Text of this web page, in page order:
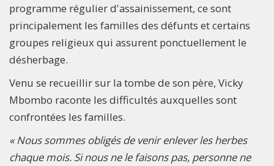
programme régulier d'assainissement, ce sont
principalement les familles des défunts et certains
groupes religieux qui assurent ponctuellement le
désherbage.
Venu se recueillir sur la tombe de son père, Vicky
Mbombo raconte les difficultés auxquelles sont
confrontées les familles.
« Nous sommes obligés de venir enlever les herbes
chaque mois. Si nous ne le faisons pas, personne ne